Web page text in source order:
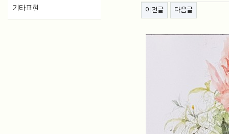
기타표현 게시물 상단 버튼
이전글 다음글